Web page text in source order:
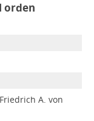
orden
A. von